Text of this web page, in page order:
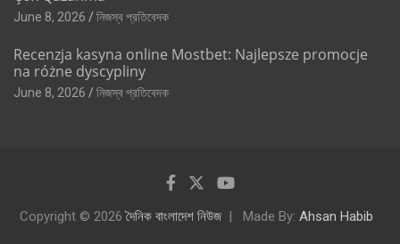
June 8, 2026 নিজস্ব প্রতিবেদক
Recenzja kasyna online Mostbet: Najlepsze promocje
na różne dyscypliny
June 8, 2026 নিজস্ব প্রতিবেদক
Copyright © 2026দৈনিক বাংলাদেশ নিউজ Made By: Ahsan Habib